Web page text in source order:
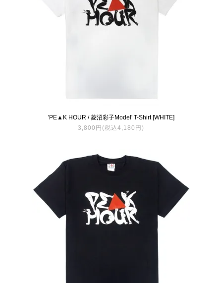
'PE▲K HOUR / 菱沼彩子Model' T-Shirt [WHITE]
3,800円(税込4,180円)